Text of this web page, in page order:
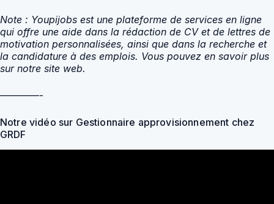
Note : Youpijobs est une plateforme de services en ligne
qui offre une aide dans la rédaction de CV et de lettres de
motivation personnalisées, ainsi que dans la recherche et
la candidature à des emplois. Vous pouvez en savoir plus
sur notre site web.
————-
Notre vidéo sur Gestionnaire approvisionnement chez
GRDF